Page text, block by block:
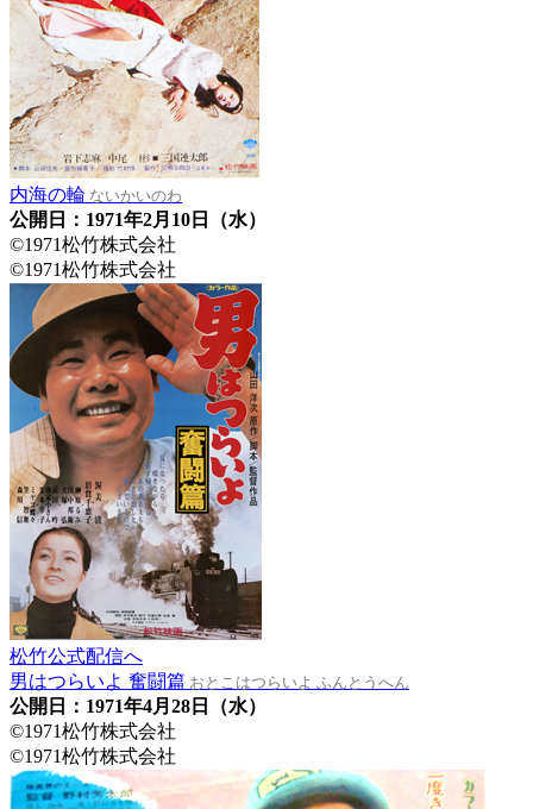
内海の輪 ないかいのわ
公開日：1971年2月10日（水）
©1971松竹株式会社
©1971松竹株式会社
松竹公式配信へ
男はつらいよ 奮闘篇 おとこはつらいよ ふんとうへん
公開日：1971年4月28日（水）
©1971松竹株式会社
©1971松竹株式会社